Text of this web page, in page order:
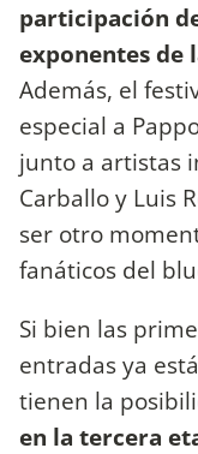
participación
exponentes de
Además, el
especial a
junto a artistas
Carballo y Luis
ser otro
fanáticos del
Si bien las
entradas ya
tienen la
en la tercera